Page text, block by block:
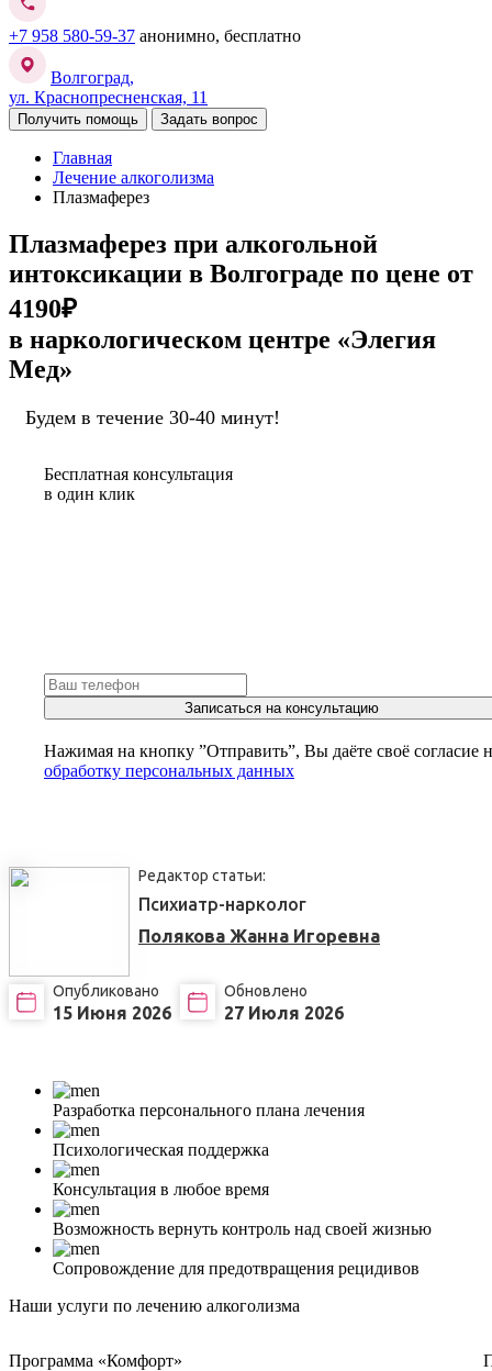
+7 958 580-59-37 анонимно, бесплатно
Волгоград,
ул. Краснопресненская, 11
Получить помощь Задать вопрос
Главная
Лечение алкоголизма
Плазмаферез
Плазмаферез при алкогольной
интоксикации в Волгограде по цене от
4190₽
в наркологическом центре «Элегия
Мед»
Будем в течение 30-40 минут!
Бесплатная консультация
в один клик
Записаться на консультацию
Нажимая на кнопку ”Отправить”, Вы даёте своё согласие
обработку персональных данных
Редактор статьи:
Психиатр-нарколог
Полякова Жанна Игоревна
Опубликовано
15 Июня 2026
Обновлено
27 Июля 2026
Разработка персонального плана лечения
Психологическая поддержка
Консультация в любое время
Возможность вернуть контроль над своей жизнью
Сопровождение для предотвращения рецидивов
Наши услуги по лечению алкоголизма
Программа «Комфорт»